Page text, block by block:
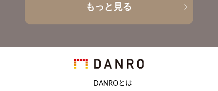
もっと見る
DANROとは